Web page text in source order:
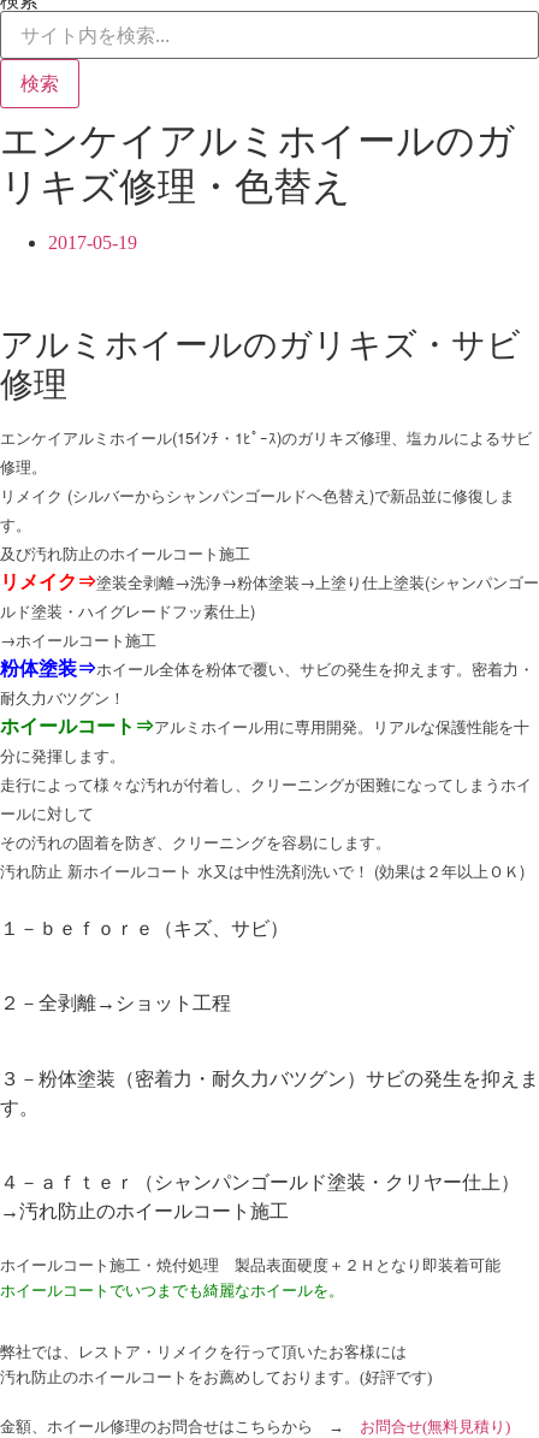
検索
エンケイアルミホイールのガ
リキズ修理・色替え
2017-05-19
アルミホイールのガリキズ・サビ
修理
エンケイアルミホイール(15ｲﾝﾁ・1ﾋﾟｰｽ)のガリキズ修理、塩カルによるサビ
修理。
リメイク (シルバーからシャンパンゴールドへ色替え)で新品並に修復しま
す。
及び汚れ防止のホイールコート施工
リメイク⇒塗装全剥離→洗浄→粉体塗装→上塗り仕上塗装(シャンパンゴー
ルド塗装・ハイグレードフッ素仕上)
→ホイールコート施工
粉体塗装⇒ホイール全体を粉体で覆い、サビの発生を抑えます。密着力・
耐久力バツグン！
ホイールコート⇒アルミホイール用に専用開発。リアルな保護性能を十
分に発揮します。
走行によって様々な汚れが付着し、クリーニングが困難になってしまうホイ
ールに対して
その汚れの固着を防ぎ、クリーニングを容易にします。
汚れ防止 新ホイールコート 水又は中性洗剤洗いで！ (効果は２年以上ＯＫ)
１－ｂｅｆｏｒｅ（キズ、サビ）
２－全剥離→ショット工程
３－粉体塗装（密着力・耐久力バツグン）サビの発生を抑えま
す。
４－ａｆｔｅｒ（シャンパンゴールド塗装・クリヤー仕上）
→汚れ防止のホイールコート施工
ホイールコート施工・焼付処理 製品表面硬度＋２Ｈとなり即装着可能
ホイールコートでいつまでも綺麗なホイールを。
弊社では、レストア・リメイクを行って頂いたお客様には
汚れ防止のホイールコートをお薦めしております。(好評です)
金額、ホイール修理のお問合せはこちらから → お問合せ(無料見積り)